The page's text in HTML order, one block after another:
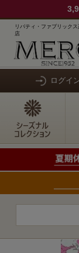
リバティ・ファブリック
店
ログイ